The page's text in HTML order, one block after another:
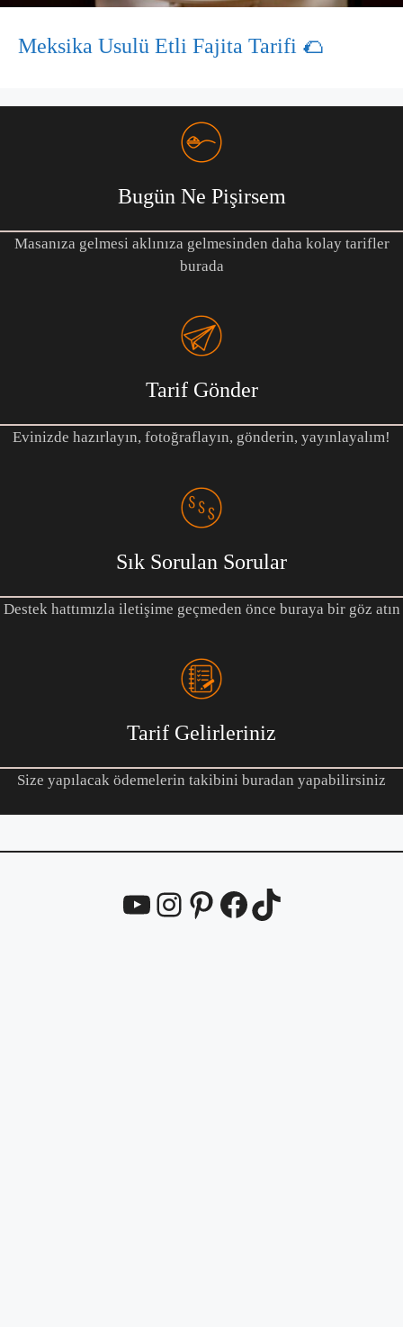
Meksika Usulü Etli Fajita Tarifi 🌮
Bugün Ne Pişirsem
Masanıza gelmesi aklınıza gelmesinden daha kolay tarifler
burada
Tarif Gönder
Evinizde hazırlayın, fotoğraflayın, gönderin, yayınlayalım!
Sık Sorulan Sorular
Destek hattımızla iletişime geçmeden önce buraya bir göz atın
Tarif Gelirleriniz
Size yapılacak ödemelerin takibini buradan yapabilirsiniz
YouTube
Instagram
Pinterest
Facebook
TikTok